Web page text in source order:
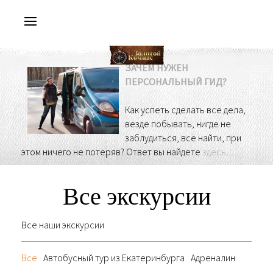
ЗАЧЕМ НУЖЕН
ПЕРСОНАЛЬНЫЙ ГИД?
Как успеть сделать все дела,
везде побывать, нигде не
заблудиться, всё найти, при
этом ничего не потеряв? Ответ вы найдетездесь.
Все экскурсии
Все наши экскурсии
Все Автобусный тур из Екатеринбурга Адреналин